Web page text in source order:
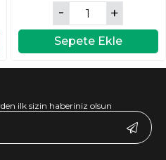
Sepete Ekle
ilk sizin haberiniz olsun